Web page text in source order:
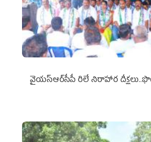
వైయ‌స్ఆర్‌సీపీ రిలే నిరాహార